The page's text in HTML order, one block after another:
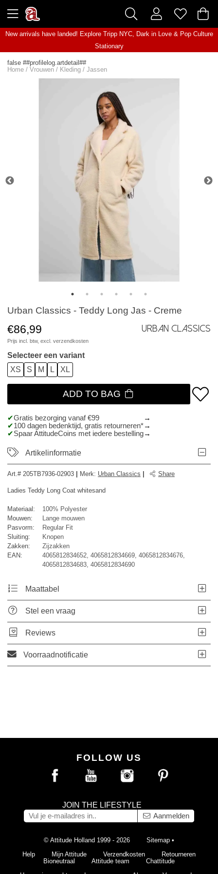
New arrivals have landed! Explore Tripp NYC, Dark in Love& Pop Culture
Stationary
false ##profilelog.artdetail##
Home / Vrouwen / Kleding / Jassen
Urban Classics - Teddy Long Jas - Creme
€86,99
Prijs incl. btw, excl. verzendkosten
Urban Classics
Selecteer een variant
XS
S M L XL
ADD TO BAG
Gratis bezorging vanaf €99
100 dagen bedenktijd, gratis retourneren*
Spaar AttitudeCoins met iedere bestelling
Artikelinformatie
Art.# 205TB7936-02903 Merk: Urban Classics Share
Ladies Teddy Long Coat whitesand
Materiaal:
100% Polyester
Mouwen:
Lange mouwen
Pasvorm:
Regular Fit
Sluiting:
Knopen
Zakken:
Zijzakken
EAN:
4065812834652, 4065812834669, 4065812834676,
4065812834683, 4065812834690
Maattabel
Stel een vraag
Reviews
Voorraadnotificatie
FOLLOW US
JOIN THE LIFESTYLE
Aanmelden
© Attitude Holland 1999 - 2026 Sitemap •
Help
Mijn Attitude Verzendkosten
Retourneren
Bioneutraal
Attitude team
Chattitude